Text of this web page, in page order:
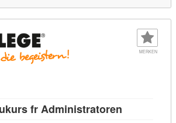
MERKEN
fr Administratoren